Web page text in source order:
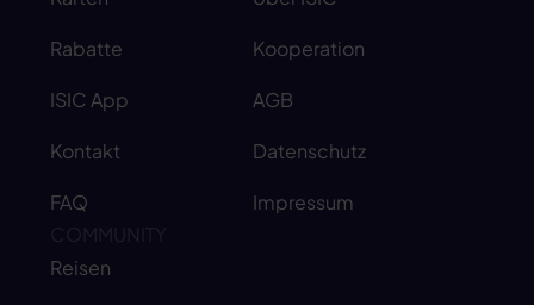
Rabatte
ISIC App
Kontakt
FAQ
Kooperation
AGB
Datenschutz
Impressum
Reisen